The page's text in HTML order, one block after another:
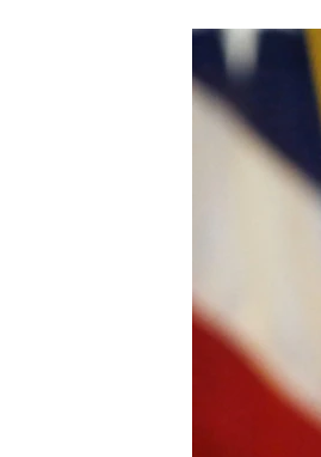
УКРАЇНСЬКА ПРОБЛЕМА КРИМУ